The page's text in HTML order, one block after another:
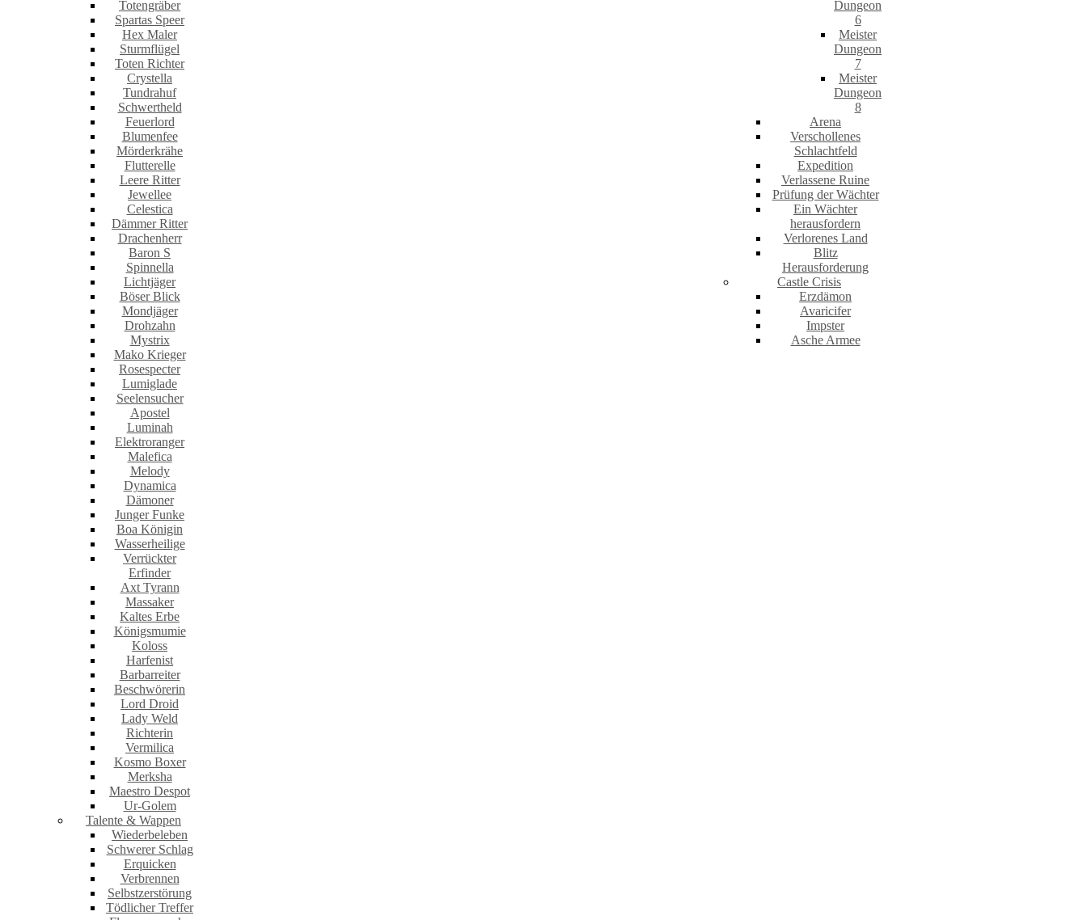
Totengräber
Spartas Speer
Hex Maler
Sturmflügel
Toten Richter
Crystella
Tundrahuf
Schwertheld
Feuerlord
Blumenfee
Mörderkrähe
Flutterelle
Leere Ritter
Jewellee
Celestica
Dämmer Ritter
Drachenherr
Baron S
Spinnella
Lichtjäger
Böser Blick
Mondjäger
Drohzahn
Mystrix
Mako Krieger
Rosespecter
Lumiglade
Seelensucher
Apostel
Luminah
Elektroranger
Malefica
Melody
Dynamica
Dämoner
Junger Funke
Boa Königin
Wasserheilige
Verrückter
Erfinder
Axt Tyrann
Massaker
Kaltes Erbe
Königsmumie
Koloss
Harfenist
Barbarreiter
Beschwörerin
Lord Droid
Lady Weld
Richterin
Vermilica
Kosmo Boxer
Merksha
Maestro Despot
Ur-Golem
Talente & Wappen
Wiederbeleben
Schwerer Schlag
Erquicken
Verbrennen
Selbstzerstörung
Tödlicher Treffer
Dungeon
6
Meister
Dungeon
7
Meister
Dungeon
8
Arena
Verschollenes
Schlachtfeld
Expedition
Verlassene Ruine
Prüfung der Wächter
Ein Wächter
herausfordern
Verlorenes Land
Blitz
Herausforderung
Castle Crisis
Erzdämon
Avaricifer
Impster
Asche Armee